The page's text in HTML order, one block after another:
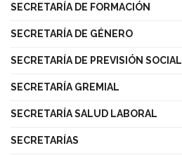
SECRETARÍA DE FORMACIÓN
SECRETARÍA DE GÉNERO
SECRETARÍA DE PREVISIÓN SOCIAL
SECRETARÍA GREMIAL
SECRETARÍA SALUD LABORAL
SECRETARÍAS